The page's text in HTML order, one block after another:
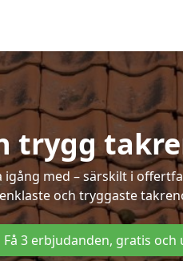
trygg
med – särskilt i
enklaste och tryggaste
Få 3 erbjudanden, gratis